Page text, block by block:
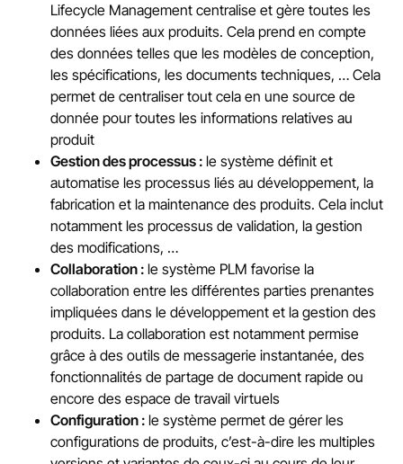
Lifecycle Management centralise et gère toutes les
données liées aux produits. Cela prend en compte
des données telles que les modèles de conception,
les spécifications, les documents techniques, … Cela
permet de centraliser tout cela en une source de
donnée pour toutes les informations relatives au
produit
Gestion des processus : le système définit et
automatise les processus liés au développement, la
fabrication et la maintenance des produits. Cela inclut
notamment les processus de validation, la gestion
des modifications, …
Collaboration : le système PLM favorise la
collaboration entre les différentes parties prenantes
impliquées dans le développement et la gestion des
produits. La collaboration est notamment permise
grâce à des outils de messagerie instantanée, des
fonctionnalités de partage de document rapide ou
encore des espace de travail virtuels
Configuration : le système permet de gérer les
configurations de produits, c’est-à-dire les multiples